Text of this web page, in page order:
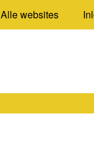
Alle websites